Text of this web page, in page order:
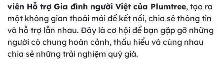
viên Hỗ trợ Gia đình người Việt của Plumtree, tạo ra
một không gian thoải mái để kết nối, chia sẻ thông tin
và hỗ trợ lẫn nhau. Đây là cơ hội để bạn gặp gỡ những
người có chung hoàn cảnh, thấu hiểu và cùng nhau
chia sẻ những trải nghiệm quý giá.